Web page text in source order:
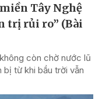
Tây Nghệ
trị rủi ro” (Bài
còn chờ nước lũ
bị từ khi bầu trời vẫn